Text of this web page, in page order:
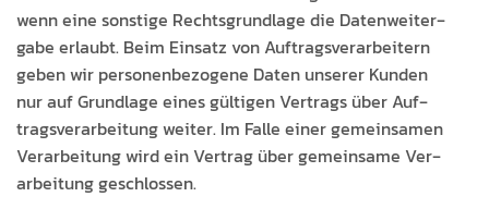
wenn eine son­stige Rechts­grund­lage die Daten­weit­er­
gabe erlaubt. Beim Ein­satz von Auf­tragsver­ar­beit­ern
geben wir per­so­n­en­be­zo­gene Dat­en unser­er Kun­den
nur auf Grund­lage eines gülti­gen Ver­trags über Auf­
tragsver­ar­beitung weit­er. Im Falle ein­er gemein­samen
Ver­ar­beitung wird ein Ver­trag über gemein­same Ver­
ar­beitung geschlossen.